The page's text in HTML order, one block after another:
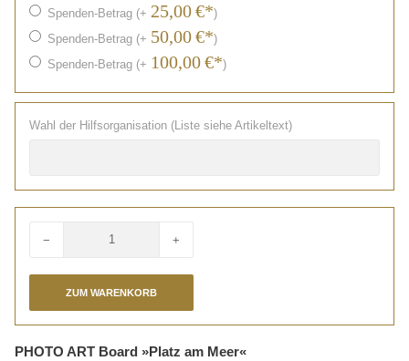
Spenden-Betrag (+ 25,00€*)
Spenden-Betrag (+ 50,00€*)
Spenden-Betrag (+ 100,00€*)
Wahl der Hilfsorganisation (Liste siehe Artikeltext)
−
+
PHOTO ART Board »Platz am Meer«